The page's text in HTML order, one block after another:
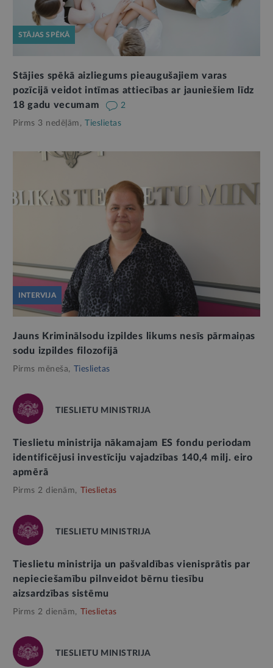
STĀJAS SPĒKĀ
Stājies spēkā aizliegums pieaugušajiem varas
pozīcijā veidot intīmas attiecības ar jauniešiem līdz
18 gadu vecumam
2
Pirms 3 nedēļām, Tieslietas
INTERVIJA
Jauns Kriminālsodu izpildes likums nesīs pārmaiņas
sodu izpildes filozofijā
Pirms mēneša, Tieslietas
TIESLIETU MINISTRIJA
Tieslietu ministrija nākamajam ES fondu periodam
identificējusi investīciju vajadzības 140,4 milj. eiro
apmērā
Pirms 2 dienām, Tieslietas
TIESLIETU MINISTRIJA
Tieslietu ministrija un pašvaldības vienisprātis par
nepieciešamību pilnveidot bērnu tiesību
aizsardzības sistēmu
Pirms 2 dienām, Tieslietas
TIESLIETU MINISTRIJA